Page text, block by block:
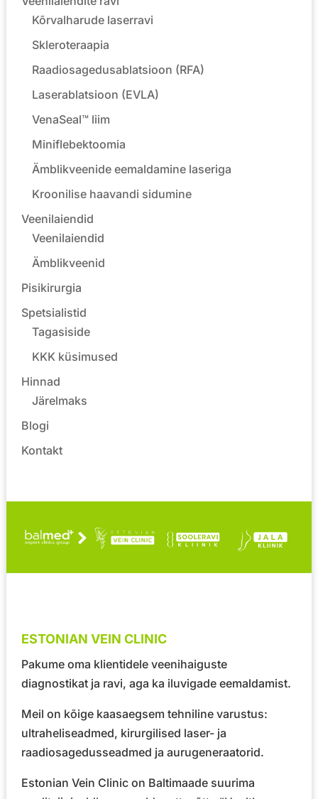
Kõrvalharude laserravi
Skleroteraapia
Raadiosagedusablatsioon (RFA)
Laserablatsioon (EVLA)
VenaSeal™ liim
Miniflebektoomia
Ämblikveenide eemaldamine laseriga
Kroonilise haavandi sidumine
Veenilaiendid
Veenilaiendid
Ämblikveenid
Pisikirurgia
Spetsialistid
Tagasiside
KKK küsimused
Hinnad
Järelmaks
Blogi
Kontakt
ESTONIAN VEIN CLINIC
Pakume oma klientidele veenihaiguste
diagnostikat ja ravi, aga ka iluvigade eemaldamist.
Meil on kõige kaasaegsem tehniline varustus:
ultraheliseadmed, kirurgilised laser- ja
raadiosagedusseadmed ja aurugeneraatorid.
Estonian Vein Clinic on Baltimaade suurima